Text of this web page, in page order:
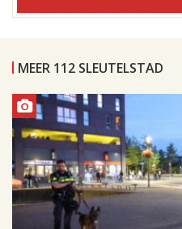
MEER 112 SLEUTELSTAD